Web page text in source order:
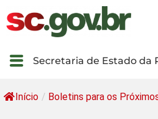
Secretaria de Estado da
Início / Boletins para os